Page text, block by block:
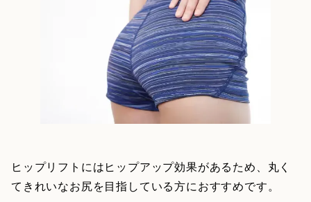
ヒップリフトにはヒップアップ効果があるため、丸く
てきれいなお尻を目指している方におすすめです。